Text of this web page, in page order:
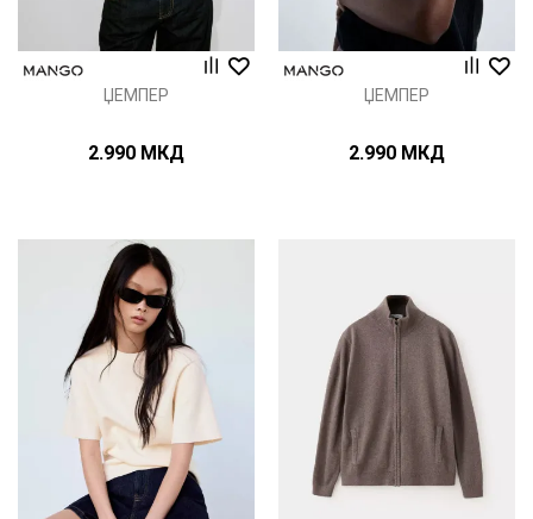
ЏЕМПЕР
2.990 МКД
ЏЕМПЕР
2.990 МКД